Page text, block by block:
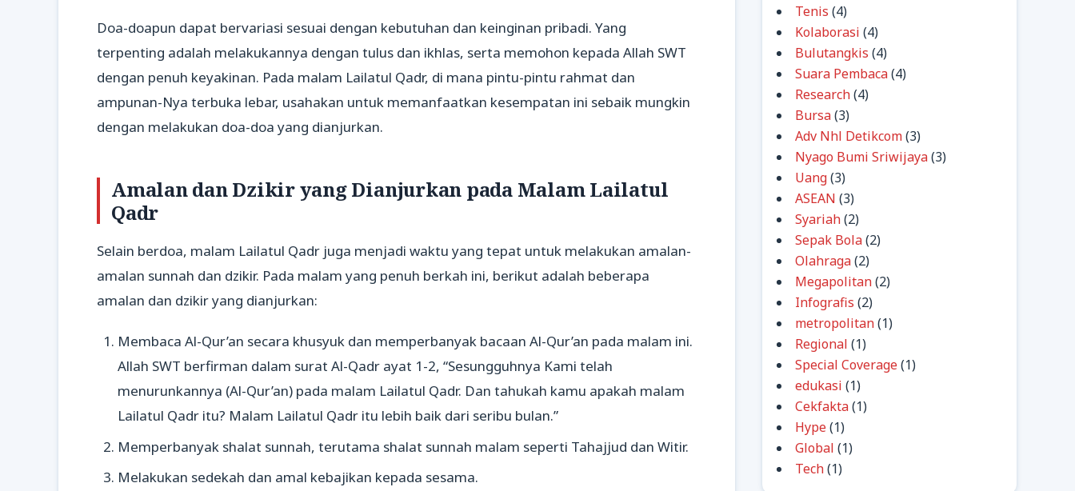
Doa-doapun dapat bervariasi sesuai dengan kebutuhan dan keinginan pribadi. Yang
terpenting adalah melakukannya dengan tulus dan ikhlas, serta memohon kepada Allah SWT
dengan penuh keyakinan. Pada malam Lailatul Qadr, di mana pintu-pintu rahmat dan
ampunan-Nya terbuka lebar, usahakan untuk memanfaatkan kesempatan ini sebaik mungkin
dengan melakukan doa-doa yang dianjurkan.
Amalan dan Dzikir yang Dianjurkan pada Malam Lailatul
Qadr
Selain berdoa, malam Lailatul Qadr juga menjadi waktu yang tepat untuk melakukan amalan-
amalan sunnah dan dzikir. Pada malam yang penuh berkah ini, berikut adalah beberapa
amalan dan dzikir yang dianjurkan:
Membaca Al-Qur’an secara khusyuk dan memperbanyak bacaan Al-Qur’an pada malam ini.
Allah SWT berfirman dalam surat Al-Qadr ayat 1-2, “Sesungguhnya Kami telah
menurunkannya (Al-Qur’an) pada malam Lailatul Qadr. Dan tahukah kamu apakah malam
Lailatul Qadr itu? Malam Lailatul Qadr itu lebih baik dari seribu bulan.”
Memperbanyak shalat sunnah, terutama shalat sunnah malam seperti Tahajjud dan Witir.
Melakukan sedekah dan amal kebajikan kepada sesama.
Tenis (4)
Kolaborasi (4)
Bulutangkis (4)
Suara Pembaca(4)
Research(4)
Bursa(3)
Adv Nhl Detikcom(3)
Nyago Bumi Sriwijaya(3)
Uang(3)
ASEAN (3)
Syariah(2)
Sepak Bola(2)
Olahraga(2)
Megapolitan(2)
Infografis (2)
metropolitan(1)
Regional (1)
Special Coverage(1)
edukasi (1)
Cekfakta(1)
Hype(1)
Global (1)
Tech(1)